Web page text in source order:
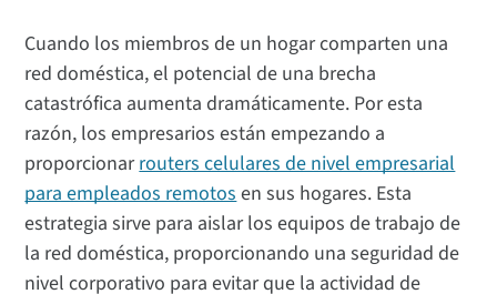
Cuando los miembros de un hogar comparten una
red doméstica, el potencial de una brecha
catastrófica aumenta dramáticamente. Por esta
razón, los empresarios están empezando a
proporcionarrouters celulares de nivel empresarial
para empleados remotosen sus hogares. Esta
estrategia sirve para aislar los equipos de trabajo de
la red doméstica, proporcionando una seguridad de
nivel corporativo para evitar que la actividad de